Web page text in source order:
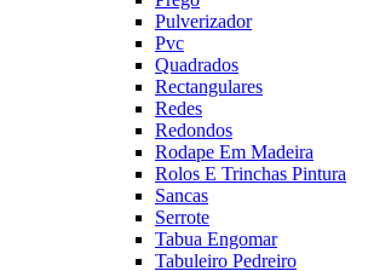
Pulverizador
Pvc
Quadrados
Rectangulares
Redes
Redondos
Rodape Em Madeira
Rolos E Trinchas Pintura
Sancas
Serrote
Tabua Engomar
Tabuleiro Pedreiro